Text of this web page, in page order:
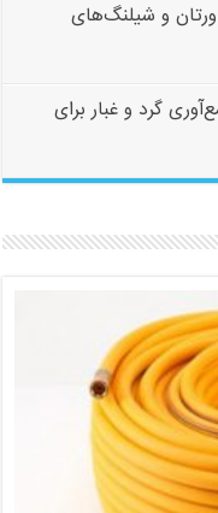
و شیلنگ‌های
گرد و غبار برای